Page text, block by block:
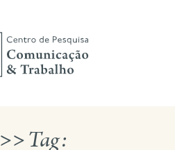
quem somos
>>Tag: